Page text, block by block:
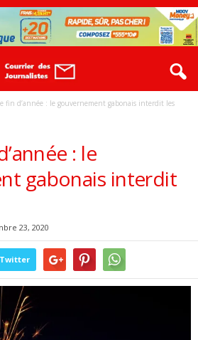
fin d’année : le gouvernement gabonais interdit les
: le
gabonais interdit
23, 2020
Twitter